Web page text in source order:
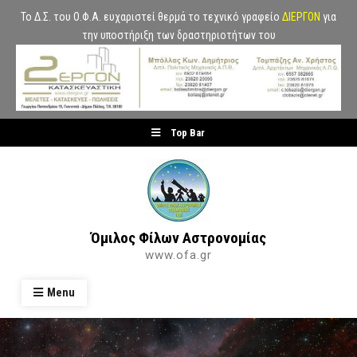
Το Δ.Σ. του Ο.Φ.Α. ευχαριστεί θερμά το τεχνικό γραφείο ΔΙΕΡΓΟΝ για
την υποστήριξη των δραστηριοτήτων του
to
Top Bar
Όμιλος Φίλων Αστρονομίας
www.ofa.gr
Menu